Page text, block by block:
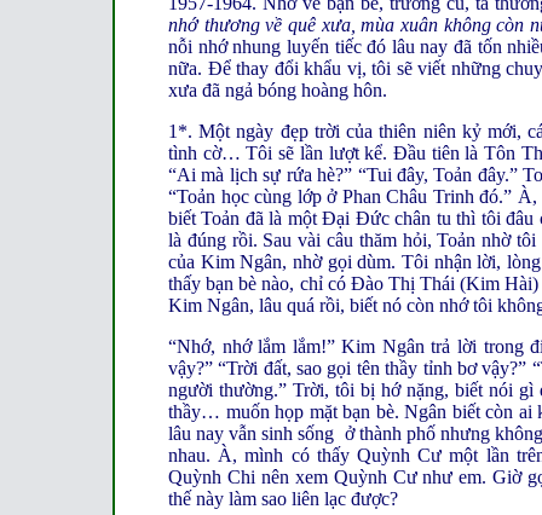
nhớ thương về quê xưa, mùa xuân không
nỗi nhớ nhung luyến tiếc đó lâu nay đã tốn
nữa. Để thay đổi khẩu vị, tôi sẽ viết những
xưa đã ngả bóng hoàng hôn.
1*. Một ngày đẹp trời của thiên niên kỷ mới,
tình cờ… Tôi sẽ lần lượt kể. Đầu tiên là Tôn
“Ai mà lịch sự rứa hè?” “Tui đây, Toản đây.”
“Toản học cùng lớp ở Phan Châu Trinh đó.”
biết Toản đã là một Đại Đức chân tu thì tôi
là đúng rồi. Sau vài câu thăm hỏi, Toản nhờ
của Kim Ngân, nhờ gọi dùm. Tôi nhận lời,
thấy bạn bè nào, chỉ có Đào Thị Thái (Kim
Kim Ngân, lâu quá rồi, biết nó còn nhớ tôi
“Nhớ, nhớ lắm lắm!” Kim Ngân trả lời trong
vậy?” “Trời đất, sao gọi tên thầy tỉnh bơ
người thường.” Trời, tôi bị hớ nặng, biết nói
thầy… muốn họp mặt bạn bè. Ngân biết còn
lâu nay vẫn sinh sống ở thành phố nhưng
nhau. À, mình có thấy Quỳnh Cư một lần
Quỳnh Chi nên xem Quỳnh Cư như em. Giờ
thế này làm sao liên lạc được?